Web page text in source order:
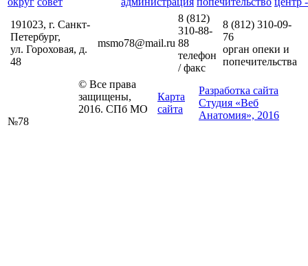
191023, г. Санкт-
Петербург,
ул. Гороховая, д.
48
msmo78@mail.ru
8 (812)
310-88-
88
телефон
/ факс
8 (812) 310-09-
76
орган опеки и
попечительства
© Все права
защищены,
2016. СПб МО
№78
Карта
сайта
Разработка сайта
Студия «Веб
Анатомия», 2016